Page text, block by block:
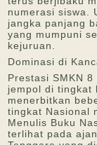
numerasi siswa.
jangka panjang
yang mumpuni
kejuruan.
Dominasi di
Prestasi SMKN
jempol di tingkat
menerbitkan
tingkat Nasional
Menulis Buku
terlihat pada